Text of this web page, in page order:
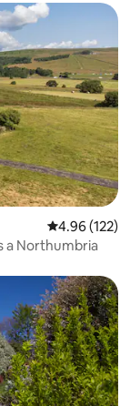
Calificación
4.96 (122)
a Northumbria